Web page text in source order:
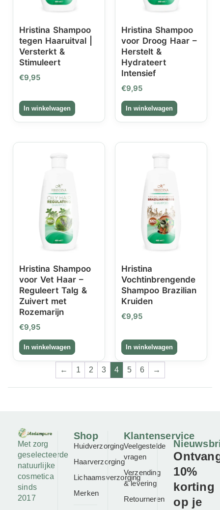
Hristina Shampoo
tegen Haaruitval |
Versterkt &
Stimuleert
€9,95
Hristina Shampoo
voor Droog Haar –
Herstelt &
Hydrateert
Intensief
€9,95
Hristina Shampoo
voor Vet Haar –
Reguleert Talg &
Zuivert met
Rozemarijn
€9,95
Hristina
Vochtinbrengende
Shampoo Brazilian
Kruiden
€9,95
← 1 2 3 4 5 6 →
Met zorg
geselecteerde
natuurlijke
cosmetica
sinds
2017
Shop
Huidverzorging
Haarverzorging
Lichaamsverzorging
Merken
Klantenservice
Veelgestelde
vragen
Verzending
& levering
Retourneren
10%
korting
op je